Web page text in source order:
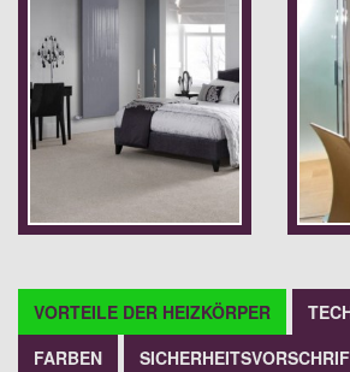
VORTEILE DER HEIZKÖRPER
FARBEN